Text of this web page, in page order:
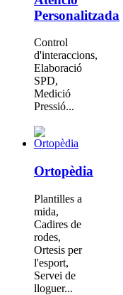
Personalitzada
Control
d'interaccions,
Elaboració
SPD,
Medició
Pressió...
Ortopèdia
Plantilles a
mida,
Cadires de
rodes,
Ortesis per
l'esport,
Servei de
lloguer...